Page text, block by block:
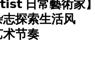
日常藝術家】
志探索生活风
术节奏